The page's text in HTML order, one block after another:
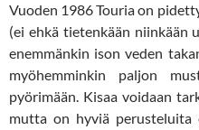
Vuoden 1986 Touria on
(ei ehkä tietenkään niinkään
enemmänkin ison veden
myöhemminkin paljon
pyörimään. Kisaa voidaan
mutta on hyviä